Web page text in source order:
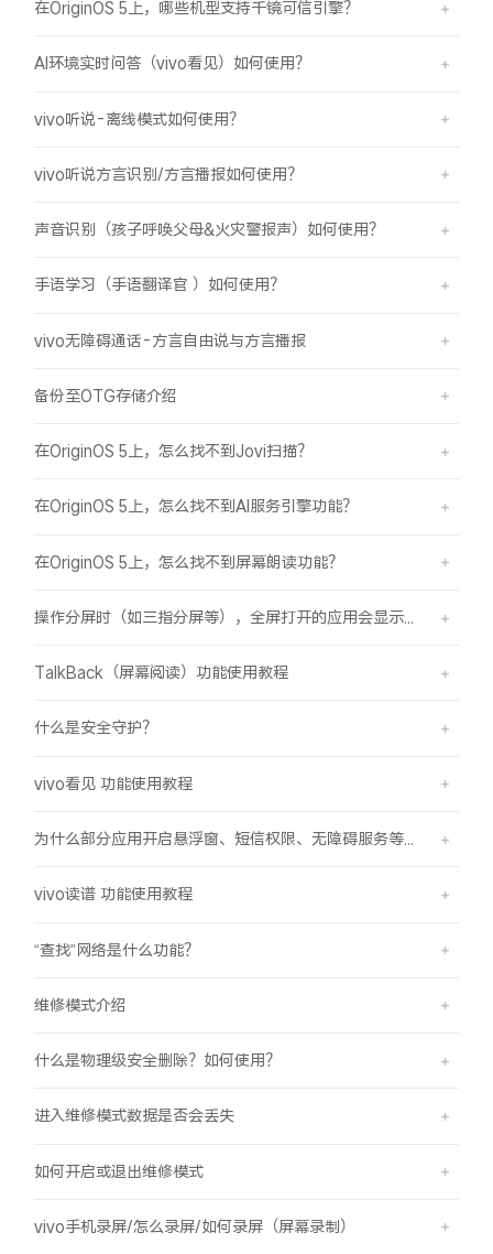
在OriginOS 5上，哪些机型支持千镜可信引擎？
AI环境实时问答（vivo看见）如何使用？
vivo听说-离线模式如何使用？
vivo听说方言识别/方言播报如何使用？
声音识别（孩子呼唤父母&火灾警报声）如何使用？
手语学习（手语翻译官 ）如何使用？
vivo无障碍通话-方言自由说与方言播报
备份至OTG存储介绍
在OriginOS 5上，怎么找不到Jovi扫描？
在OriginOS 5上，怎么找不到AI服务引擎功能？
在OriginOS 5上，怎么找不到屏幕朗读功能？
TalkBack（屏幕阅读）功能使用教程
什么是安全守护？
vivo看见 功能使用教程
vivo读谱 功能使用教程
“查找”网络是什么功能？
维修模式介绍
什么是物理级安全删除？如何使用？
进入维修模式数据是否会丢失
如何开启或退出维修模式
vivo手机录屏/怎么录屏/如何录屏（屏幕录制）